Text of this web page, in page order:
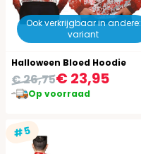
Ook verkrijgbaar in andere:
variant
Halloween Bloed Hoodie
€ 23,95
€ 26,75
Op voorraad
#5